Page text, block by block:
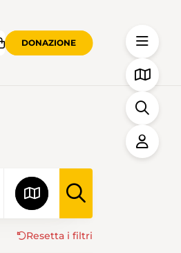
DONAZIONE
Resetta i filtri